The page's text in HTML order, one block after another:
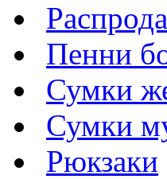
Пенни
Сумки
Сумки
Рюкзаки